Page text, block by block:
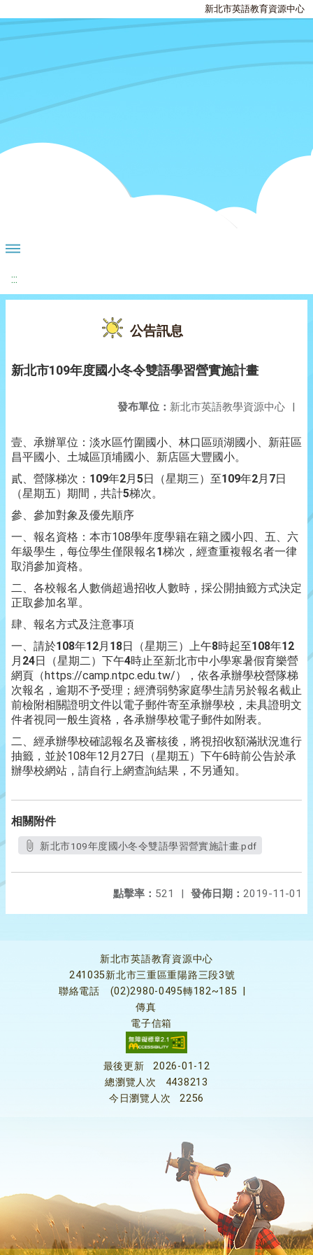
新北市英語教育資源中心
:::
公告訊息
新北市109年度國小冬令雙語學習營實施計畫
發布單位： 新北市英語教學資源中心 |
壹、承辦單位：淡水區竹圍國小、林口區頭湖國小、新莊區
昌平國小、土城區頂埔國小、新店區大豐國小。
貳、營隊梯次： 109年2月5日（星期三）至109年2月 7日
（星期五）期間，共計5梯次。
參、參加對象及優先順序
一、報名資格：本市108學年度學籍在籍之國小四、五、六
年級學生，每位學生僅限報名1梯次，經查重複報名者一律
取消參加資格。
二、各校報名人數倘超過招收人數時，採公開抽籤方式決定
正取參加名單。
肆、報名方式及注意事項
一、請於108年12月 18日（星期三）上午8時起至108年12
月 24日（星期二）下午4時止至新北市中小學寒暑假育樂營
網頁（https://camp.ntpc.edu.tw/），依各承辦學校營隊梯
次報名，逾期不予受理；經濟弱勢家庭學生請另於報名截止
前檢附相關證明文件以電子郵件寄至承辦學校，未具證明文
件者視同一般生資格，各承辦學校電子郵件如附表。
二、經承辦學校確認報名及審核後，將視招收額滿狀況進行
抽籤，並於108年12月27日（星期五）下午6時前公告於承
辦學校網站，請自行上網查詢結果，不另通知。
相關附件
新北市109年度國小冬令雙語學習營實施計畫.pdf
發佈日期： 2019-11-01
點擊率： 521 |
新北市英語教育資源中心
241035新北市三重區重陽路三段3號
聯絡電話
(02)2980-0495轉182~185
傳真
電子信箱
最後更新
2026-01-12
總瀏覽人次
4438213
今日瀏覽人次
2256